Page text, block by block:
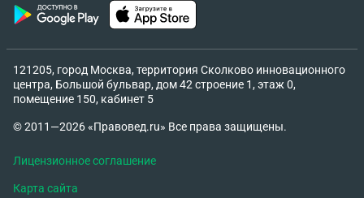
121205, город Москва, территория Сколково инновационного
центра, Большой бульвар, дом 42 строение 1, этаж 0,
помещение 150, кабинет 5
© 2011—2026 «Правовед.ru» Все права защищены.
Лицензионное соглашение
Карта сайта